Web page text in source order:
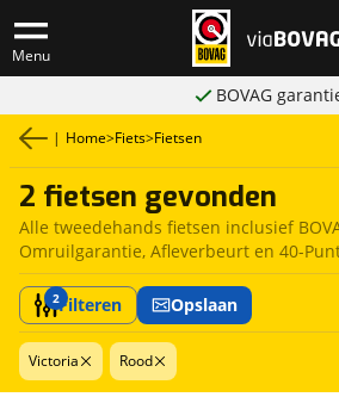
Menu
BOVAG
| Home>Fiets>Fietsen
2 fietsen gevonden
Alle tweedehands fietsen inclusief
Omruilgarantie, Afleverbeurt en 40-
2Filteren Opslaan
Victoria Rood